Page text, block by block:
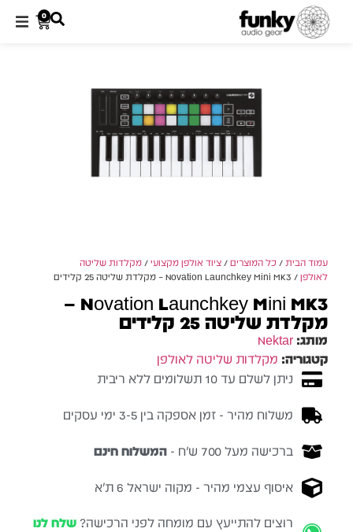
0
עמוד הבית / כל המוצרים /ציוד אולפן מקצועי /מקלדות שליטה
לאולפן / Novation Launchkey Mini MK3 – מקלדת שליטה 25 קלידים
Novation Launchkey Mini MK3 –
מקלדת שליטה 25 קלידים
מותג:Nektar
קטגוריה: מקלדות שליטה לאולפן
ניתן לשלם עד 10 תשלומים ללא ריבית
משלוח מהיר - זמן אספקה בין 3-5 ימי עסקים
ברכישה מעל 700 ש״ח - המשלוח חינם
איסוף עצמי מהיר - מקוה ישראל 6 ת״א
רוצים להתייעץ עם מומחה לפני הרכישה? שלח לנו